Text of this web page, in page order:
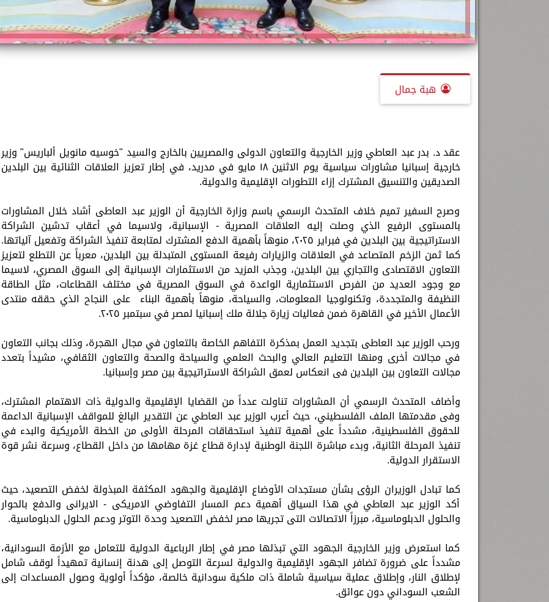
هبة جمال
عقد د. بدر عبد العاطي وزير الخارجية والتعاون الدولى والمصريين بالخارج والسيد "خوسيه مانويل ألباريس" وزير
خارجية إسبانيا مشاورات سياسية يوم الاثنين ١٨ مايو في مدريد، في إطار تعزيز العلاقات الثنائية بين البلدين
الصديقين والتنسيق المشترك إزاء التطورات الإقليمية والدولية.
وصرح السفير تميم خلاف المتحدث الرسمي باسم وزارة الخارجية أن الوزير عبد العاطى أشاد خلال المشاورات
بالمستوى الرفيع الذي وصلت إليه العلاقات المصرية - الإسبانية، ولاسيما في أعقاب تدشين الشراكة
الاستراتيجية بين البلدين في فبراير ٢٠٢٥، منوهاً بأهمية الدفع المشترك لمتابعة تنفيذ الشراكة وتفعيل آلياتها.
كما ثمن الزخم المتصاعد في العلاقات والزيارات رفيعة المستوى المتبدلة بين البلدين، معرباً عن التطلع لتعزيز
التعاون الاقتصادى والتجاري بين البلدين، وجذب المزيد من الاستثمارات الإسبانية إلى السوق المصري، لاسيما
مع وجود العديد من الفرص الاستثمارية الواعدة في السوق المصرية في مختلف القطاعات، مثل الطاقة
النظيفة والمتجددة، وتكنولوجيا المعلومات، والسياحة، منوهاً بأهمية البناء على النجاح الذي حققه منتدى
الأعمال الأخير في القاهرة ضمن فعاليات زيارة جلالة ملك إسبانيا لمصر في سبتمبر ٢٠٢٥.
ورحب الوزير عبد العاطى بتجديد العمل بمذكرة التفاهم الخاصة بالتعاون في مجال الهجرة، وذلك بجانب التعاون
في مجالات أخرى ومنها التعليم العالي والبحث العلمي والسياحة والصحة والتعاون الثقافي، مشيداً بتعدد
مجالات التعاون بين البلدين فى انعكاس لعمق الشراكة الاستراتيجية بين مصر وإسبانيا.
وأضاف المتحدث الرسمي أن المشاورات تناولت عدداً من القضايا الإقليمية والدولية ذات الاهتمام المشترك،
وفى مقدمتها الملف الفلسطيني، حيث أعرب الوزير عبد العاطي عن التقدير البالغ للمواقف الإسبانية الداعمة
للحقوق الفلسطينية، مشدداً على أهمية تنفيذ استحقاقات المرحلة الأولى من الخطة الأمريكية والبدء في
تنفيذ المرحلة الثانية، وبدء مباشرة اللجنة الوطنية لإدارة قطاع غزة مهامها من داخل القطاع، وسرعة نشر قوة
الاستقرار الدولية.
كما تبادل الوزيران الرؤى بشأن مستجدات الأوضاع الإقليمية والجهود المكثفة المبذولة لخفض التصعيد، حيث
أكد الوزير عبد العاطي في هذا السياق أهمية دعم المسار التفاوضي الامريكى - الايرانى والدفع بالحوار
والحلول الدبلوماسية، مبرزاً الاتصالات التى تجريها مصر لخفض التصعيد وحدة التوتر ودعم الحلول الدبلوماسية.
كما استعرض وزير الخارجية الجهود التي تبذلها مصر في إطار الرباعية الدولية للتعامل مع الأزمة السودانية،
مشدداً على ضرورة تضافر الجهود الإقليمية والدولية لسرعة التوصل إلى هدنة إنسانية تمهيداً لوقف شامل
لإطلاق النار، وإطلاق عملية سياسية شاملة ذات ملكية سودانية خالصة، مؤكداً أولوية وصول المساعدات إلى
الشعب السوداني دون عوائق.